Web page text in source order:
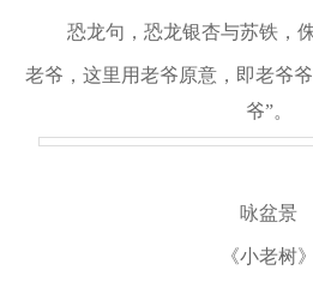
恐龙句，恐龙银杏与苏铁，
老爷，这里用老爷原意，即老爷
爷”。
咏盆景
《小老树》